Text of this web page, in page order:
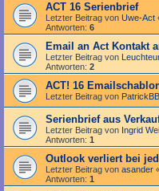
ACT 16 Serienbrief
Letzter Beitrag von Uwe-Act
Antworten: 6
Email an Act Kontakt
Letzter Beitrag von
Antworten: 2
ACT! 16
Letzter Beitrag von
Serienbrief aus
Letzter Beitrag von Ingrid
Antworten: 1
Outlook verliert bei
Letzter Beitrag von asander
Antworten: 1